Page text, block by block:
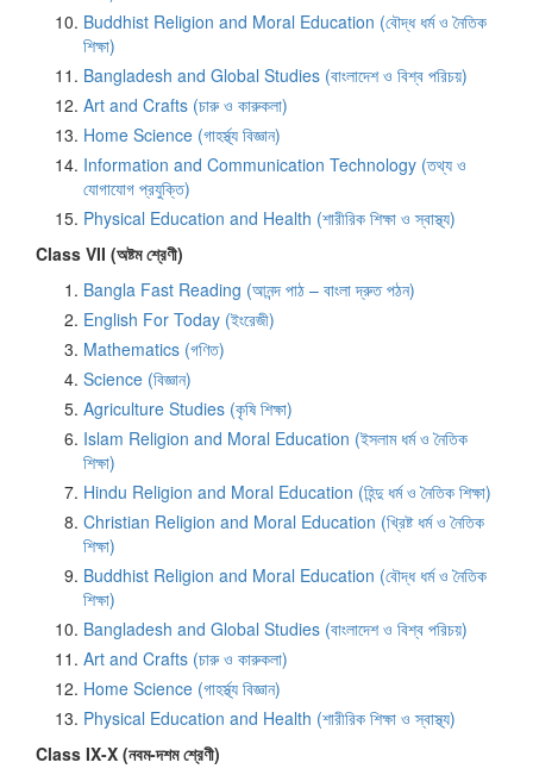
Buddhist Religion and Moral Education (বৌদ্ধ ধর্ম ও নৈতিক
শিক্ষা)
Bangladesh and Global Studies (বাংলাদেশ ও বিশ্ব পরিচয়)
Art and Crafts (চারু ও কারুকলা)
Home Science (গাহর্স্থ্য বিজ্ঞান)
Information and Communication Technology (তথ্য ও
যোগাযোগ প্রযুক্তি)
Physical Education and Health (শারীরিক শিক্ষা ও স্বাস্থ্য)
Class VII (অষ্টম শ্রেণী)
Bangla Fast Reading (আনন্দ পাঠ – বাংলা দ্রুত পঠন)
English For Today (ইংরেজী)
Mathematics (গণিত)
Science (বিজ্ঞান)
Agriculture Studies (কৃষি শিক্ষা)
Islam Religion and Moral Education (ইসলাম ধর্ম ও নৈতিক
শিক্ষা)
Hindu Religion and Moral Education (হিন্দু ধর্ম ও নৈতিক শিক্ষা)
Christian Religion and Moral Education (খ্রিষ্ট ধর্ম ও নৈতিক
শিক্ষা)
Buddhist Religion and Moral Education (বৌদ্ধ ধর্ম ও নৈতিক
শিক্ষা)
Bangladesh and Global Studies (বাংলাদেশ ও বিশ্ব পরিচয়)
Art and Crafts (চারু ও কারুকলা)
Home Science (গাহর্স্থ্য বিজ্ঞান)
Physical Education and Health (শারীরিক শিক্ষা ও স্বাস্থ্য)
Class IX-X (নবম-দশম শ্রেণী)